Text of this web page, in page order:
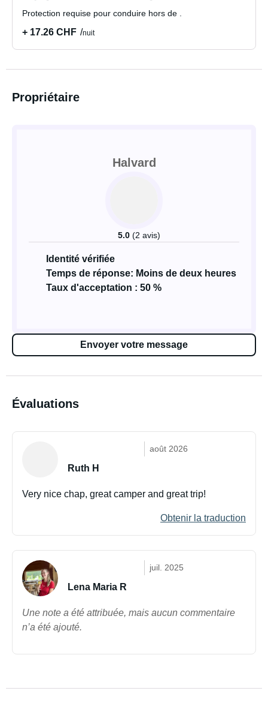
Protection requise pour conduire hors de .
+ 17.26 CHF nuit
Propriétaire
Halvard
5.0 (2 avis)
Identité vérifiée
Temps de réponse: Moins de deux heures
Taux d'acceptation : 50 %
Envoyer votre message
Évaluations
août 2026
Ruth H
Very nice chap, great camper and great trip!
Obtenir la traduction
juil. 2025
Lena Maria R
Une note a été attribuée, mais aucun commentaire
n’a été ajouté.